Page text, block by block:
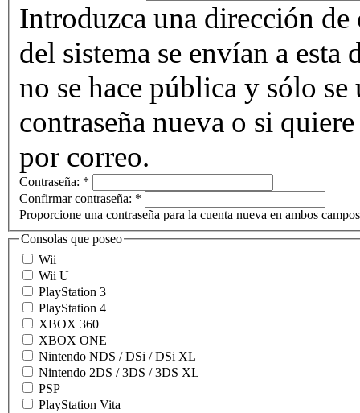
Introduzca una dirección
del sistema se envían a
no se hace pública y sólo
contraseña nueva o si
por correo.
Contraseña: *
Confirmar contraseña: *
Proporcione una contraseña para la cuenta nueva en ambos
Consolas que poseo
Wii
Wii U
PlayStation 3
PlayStation 4
XBOX 360
XBOX ONE
Nintendo NDS / DSi / DSi XL
Nintendo 2DS / 3DS / 3DS XL
PSP
PlayStation Vita